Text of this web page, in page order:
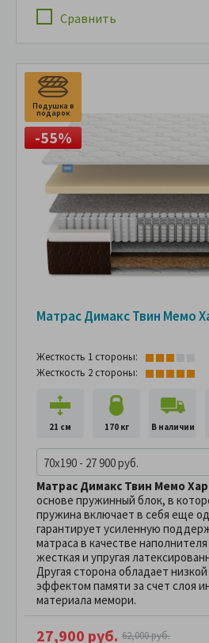
Сравнить
Подушка в
подарок
-55%
Матрас Димакс Твин Мемо
Жесткость 1 стороны:
Жесткость 2 стороны:
21 см 170 кг В наличии
70x190 - 27 900 руб.
Матрас Димакс Твин Мемо
основе пружинный блок, в
пружина включает в себя еще
гарантирует усиленную
матраса в качестве
жесткая и упругая
Другая сторона обладает
эффектом памяти за счет слоя
материала мемори.
27,900 руб. 62,000 руб.